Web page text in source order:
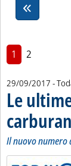
1 2
29/09/2017 -
Le
Il nuovo numero